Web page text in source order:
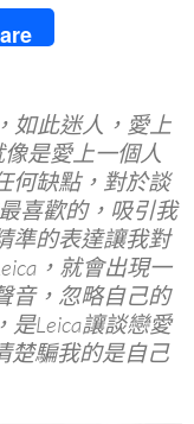
如此迷人，愛上
像是愛上一個人
何缺點，對於談
喜歡的，吸引我
準的表達讓我對
，就會出現一
音，忽略自己的
Leica讓談戀愛
楚騙我的是自己